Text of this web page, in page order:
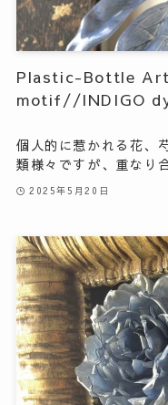
Plastic-Bottle
motif//INDIGO
個人的に惹かれる花、
類様々ですが、重なり
2025年5月20日